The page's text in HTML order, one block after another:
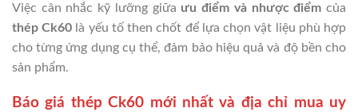
Việc cân nhắc kỹ lưỡng giữa ưu điểm và nhược điểm của
thép Ck60 là yếu tố then chốt để lựa chọn vật liệu phù hợp
cho từng ứng dụng cụ thể, đảm bảo hiệu quả và độ bền cho
sản phẩm.
Báo giá thép Ck60 mới nhất và địa chỉ mua uy